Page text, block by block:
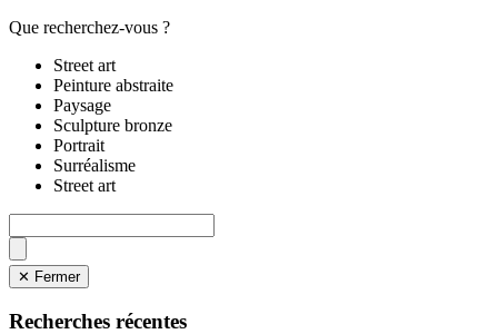
Que recherchez-vous ?
Street art
Peinture abstraite
Paysage
Sculpture bronze
Portrait
Surréalisme
Street art
✕ Fermer
Recherches récentes